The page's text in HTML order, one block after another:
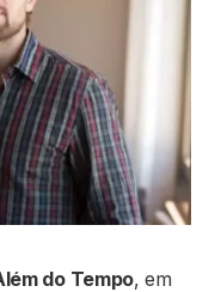
do Tempo, em